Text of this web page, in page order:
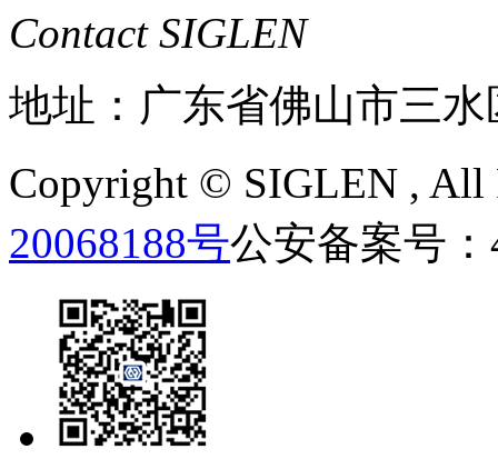
Contact SIGLEN
地址：广东省佛山市三
Copyright © SIGLEN , All
20068188号公安备案号：